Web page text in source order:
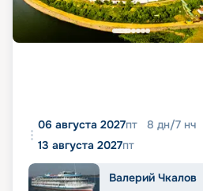
06 августа 2027пт 8 дн/7 нч
13 августа 2027пт
Валерий Чкалов